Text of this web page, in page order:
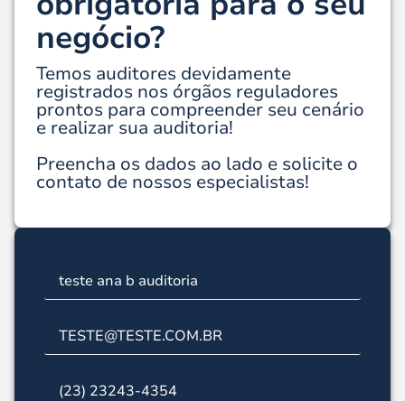
negócio?
Temos auditores devidamente
registrados nos órgãos reguladores
prontos para compreender seu cenário
e realizar sua auditoria!
Preencha os dados ao lado e solicite o
contato de nossos especialistas!